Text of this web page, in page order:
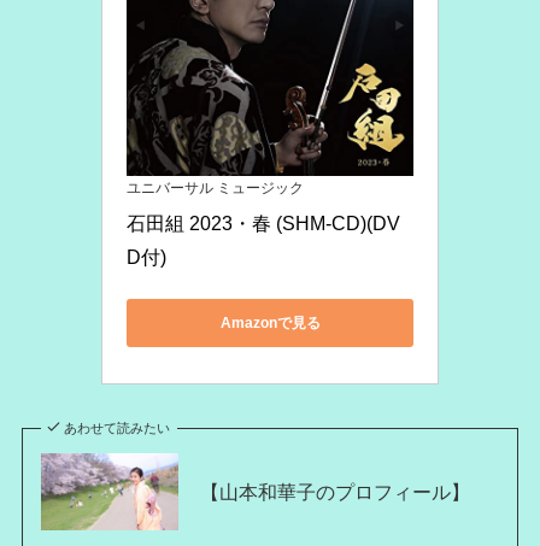
ユニバーサル ミュージック
石田組 2023・春 (SHM-CD)(DV
D付)
Amazonで見る
あわせて読みたい
【山本和華子のプロフィール】